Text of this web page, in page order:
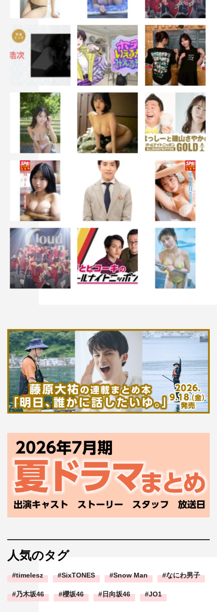
人気のタグ
timelesz SixTONES Snow Man なにわ男子
乃木坂46 櫻坂46 日向坂46 JO1